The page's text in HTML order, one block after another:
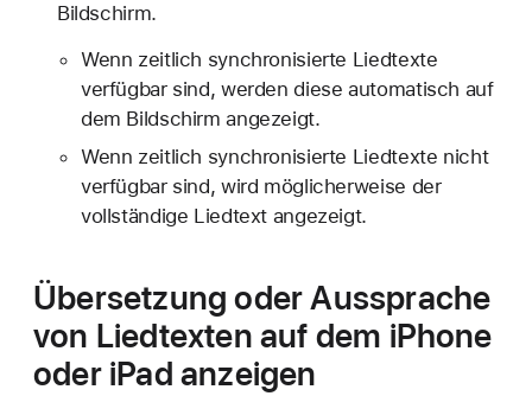
Bildschirm.
Wenn zeitlich synchronisierte Liedtexte
verfügbar sind, werden diese automatisch auf
dem Bildschirm angezeigt.
Wenn zeitlich synchronisierte Liedtexte nicht
verfügbar sind, wird möglicherweise der
vollständige Liedtext angezeigt.
Übersetzung oder Aussprache
von Liedtexten auf dem iPhone
oder iPad anzeigen